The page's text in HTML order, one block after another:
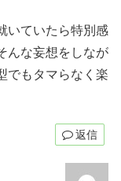
いていたら特別感
んな妄想をしなが
でもタマらなく楽
返信